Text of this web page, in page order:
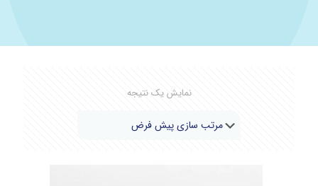
نمایش یک نتیجه